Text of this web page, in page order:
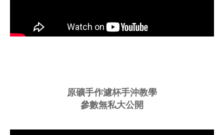
原礦手作濾杯手沖教學
參數無私大公開